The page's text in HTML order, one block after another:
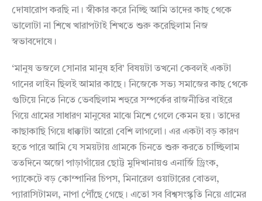
দোষারোপ করছি না। স্বীকার করে নিচ্ছি আমি তাদের কাছ থেকে
ভালোটা না শিখে খারাপটাই শিখতে শুরু করেছিলাম নিজ
স্বভাবদোষে।
‘মানুষ ভজলে সোনার মানুষ হবি’ বিষয়টা তখনো কেবলই একটা
গানের লাইন ছিলই আমার কাছে। নিজেকে সভ্য সমাজের কাছ থেকে
গুটিয়ে নিতে নিতে ভেবছিলাম শহুরে সম্পর্কের রাজনীতির বাইরে
গিয়ে গ্রামের সাধারণ মানুষের মাঝে মিশে গেলে কেমন হয়। তাদের
কাছাকাছি গিয়ে ধাক্কাটা আরো বেশি লাগলো। এর একটা বড় কারণ
হতে পারে আমি যে সময়টায় গ্রামকে চিনতে শুরু করতে চাচ্ছিলাম
ততদিনে অজো পাড়াগাঁয়ের ছোট্ট মুদিখানায়ও এনার্জি ড্রিংক,
প্যাকেটে বড় কোম্পানির চিপস, মিনারেল ওয়াটারের বোতল,
প্যারাসিটামল, নাপা পৌঁছে গেছে। এতো সব বিশ্বসংস্কৃতি নিয়ে গ্রামের